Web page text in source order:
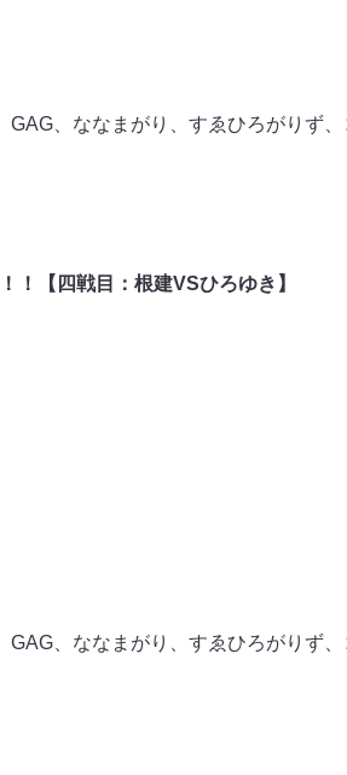
、ななまがり、すゑひろがりず
！【四戦目：根建VSひろゆき】
、ななまがり、すゑひろがりず